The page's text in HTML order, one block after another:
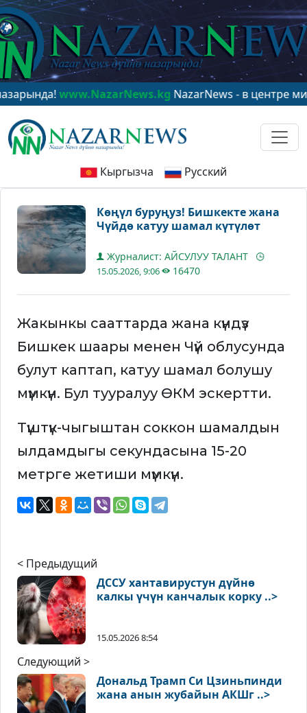
www.NazarNews.kgNazarNews - в центре
Кыргызча Русский
Көңүл буруңуз! Бишкекте жана
Чүйдө катуу шамал күтүлөт
Журналист: АЙСУЛУУ ТАЛАНТ
15.05.2026, 9:06 16470
Жакынкы сааттарда жана күндүз
Бишкек шаары менен Чүй облусунда
булут каптап, катуу шамал болушу
мүмкүн. Бул тууралуу ӨКМ эскертти.
Түштүк-чыгыштан соккон шамалдын
ылдамдыгы секундасына 15-20
метрге жетиши мүмкүн.
< Предыдущий
ДССУ хантавирустун дүйнө
калкы үчүн канчалык корку ..>
15.05.2026 8:54
Следующий >
Дональд Трамп Си Цзиньпинди
жана анын жубайын АКШг ..>